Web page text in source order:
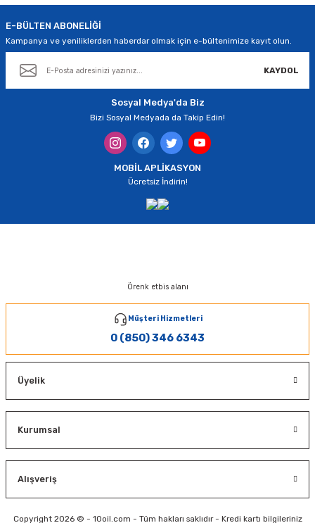
E-BÜLTEN ABONELİĞİ
Kampanya ve yeniliklerden haberdar olmak için e-bültenimize kayıt olun.
KAYDOL
Sosyal Medya'da Biz
Bizi Sosyal Medyada da Takip Edin!
MOBİL APLİKASYON
Ücretsiz İndirin!
Örenk etbis alanı
Müşteri Hizmetleri
0 (850) 346 6343
Üyelik
Kurumsal
Alışveriş
Copyright 2026 © - 10oil.com - Tüm hakları saklıdır - Kredi kartı bilgileriniz